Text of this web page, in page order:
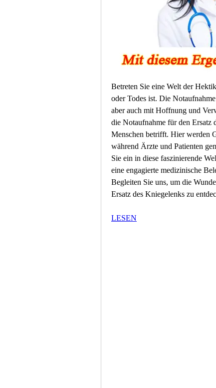
Betreten Sie eine Welt der
oder Todes ist. Die
aber auch mit Hoffnung und
die Notaufnahme für den Ersatz
Menschen betrifft. Hier werden
während Ärzte und Patienten
Sie ein in diese faszinierende
eine engagierte medizinische
Begleiten Sie uns, um die
Ersatz des Kniegelenks zu
LESEN